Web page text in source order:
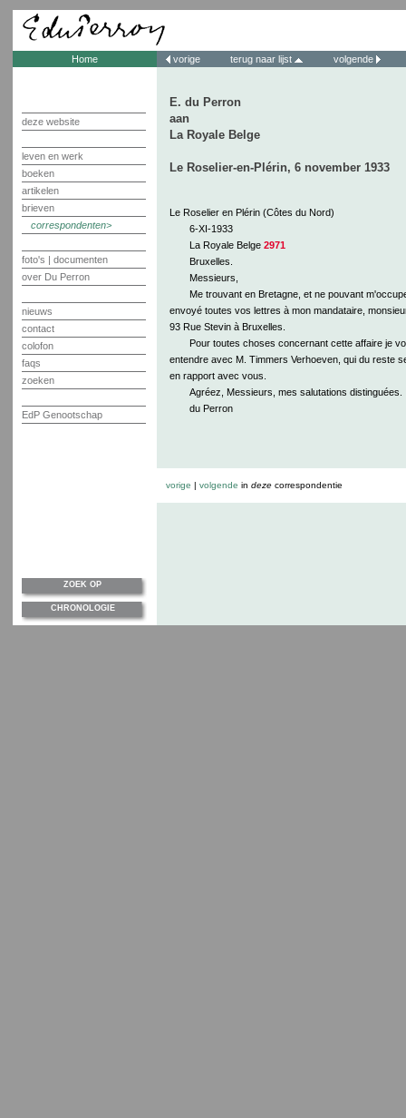
Home
deze website
leven en werk
boeken
artikelen
brieven
correspondenten
foto's | documenten
over Du Perron
nieuws
contact
colofon
faqs
zoeken
EdP Genootschap
vorige terug naar lijst volgende
E. du Perron
aan
La Royale Belge
Le Roselier-en-Plérin, 6 november 1933
Le Roselier en Plérin (Côtes du Nord)
6-XI-1933
La Royale Belge 2971
Bruxelles.
Messieurs,
Me trouvant en Bretagne, et ne pouvant
envoyé toutes vos lettres à mon mandataire,
93 Rue Stevin à Bruxelles.
Pour toutes choses concernant cette affaire je
entendre avec M. Timmers Verhoeven, qui du reste
en rapport avec vous.
Agréez, Messieurs, mes salutations distinguées.
du Perron
vorige | volgende in dezecorrespondentie
ZOEK OP
CHRONOLOGIE